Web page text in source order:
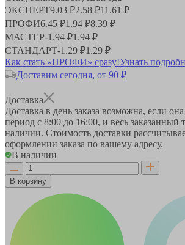
ЭКСПЕРТ9.03 ₽2.58 ₽11.61 ₽
ПРОФИ6.45 ₽1.94 ₽8.39 ₽
МАСТЕР-1.94 ₽1.94 ₽
СТАНДАРТ-1.29 ₽1.29 ₽
Как стать «ПРОФИ» сразу!Узнать
Доставим сегодня, от 90 ₽
Доставка
Доставка в день заказа возможна, если
период с 8:00 до 16:00, и весь заказанный
наличии. Стоимость доставки
оформлении заказа по вашему адресу.
В наличии
В корзину